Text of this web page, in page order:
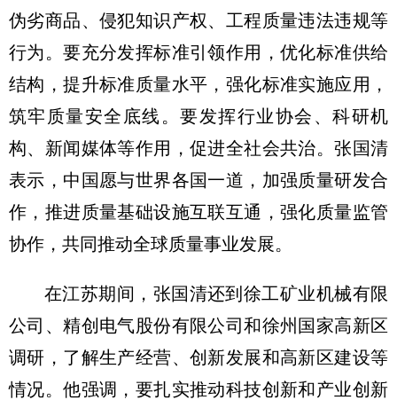
伪劣商品、侵犯知识产权、工程质量违法违规等
行为。要充分发挥标准引领作用，优化标准供给
结构，提升标准质量水平，强化标准实施应用，
筑牢质量安全底线。要发挥行业协会、科研机
构、新闻媒体等作用，促进全社会共治。张国清
表示，中国愿与世界各国一道，加强质量研发合
作，推进质量基础设施互联互通，强化质量监管
协作，共同推动全球质量事业发展。
在江苏期间，张国清还到徐工矿业机械有限
公司、精创电气股份有限公司和徐州国家高新区
调研，了解生产经营、创新发展和高新区建设等
情况。他强调，要扎实推动科技创新和产业创新